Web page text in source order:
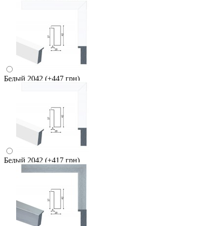
Белый 2042 (+447 грн)
Белый 2042 (+417 грн)